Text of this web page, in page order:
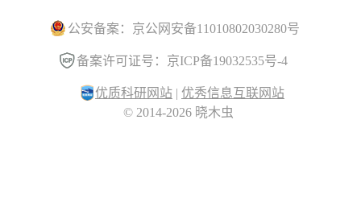
公安备案：京公网安备11010802030280号
备案许可证号：京ICP备19032535号-4
优质科研网站 | 优秀信息互联网站
© 2014-2026 晓木虫